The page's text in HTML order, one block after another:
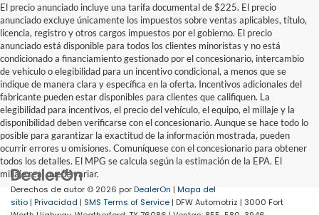
El precio anunciado incluye una tarifa documental de $225. El precio
anunciado excluye únicamente los impuestos sobre ventas aplicables, título,
licencia, registro y otros cargos impuestos por el gobierno. El precio
anunciado está disponible para todos los clientes minoristas y no está
condicionado a financiamiento gestionado por el concesionario, intercambio
de vehículo o elegibilidad para un incentivo condicional, a menos que se
indique de manera clara y específica en la oferta. Incentivos adicionales del
fabricante pueden estar disponibles para clientes que califiquen. La
elegibilidad para incentivos, el precio del vehículo, el equipo, el millaje y la
disponibilidad deben verificarse con el concesionario. Aunque se hace todo lo
posible para garantizar la exactitud de la información mostrada, pueden
ocurrir errores u omisiones. Comuníquese con el concesionario para obtener
todos los detalles. El MPG se calcula según la estimación de la EPA. El
millaje real puede variar.
Derechos de autor © 2026 porDealerOn | Mapa del
sitio | Privacidad | SMS Terms of Service | DFW Automotriz | 3000 Fort